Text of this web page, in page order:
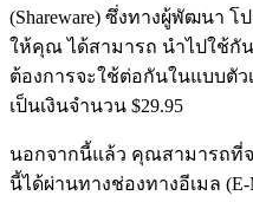
(Shareware) ซึ่งทางผู้พัฒนา โป
ให้คุณ ได้สามารถ นำไปใช้กั
ต้องการจะใช้ต่อกันในแบบตัว
เป็นเงินจำนวน $29.95
นอกจากนี้แล้ว คุณสามารถที่
นี้ได้ผ่านทางช่องทางอีเมล (E-